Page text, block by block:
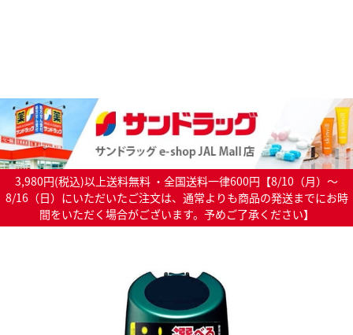
3,980円(税込)以上送料無料 ・全国送料一律600円【8/10（月）～
8/16（日）にいただいたご注文は、通常よりも商品の発送までにお時
間をいただく場合がございます。予めご了承ください】